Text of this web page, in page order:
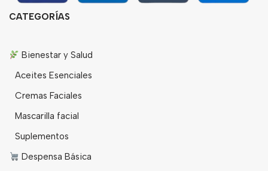
CATEGORÍAS
Bienestar y Salud
Aceites Esenciales
Cremas Faciales
Mascarilla facial
Suplementos
Despensa Básica